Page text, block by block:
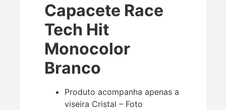
Capacete Race
Tech Hit
Monocolor
Branco
Produto acompanha apenas a
viseira Cristal – Foto